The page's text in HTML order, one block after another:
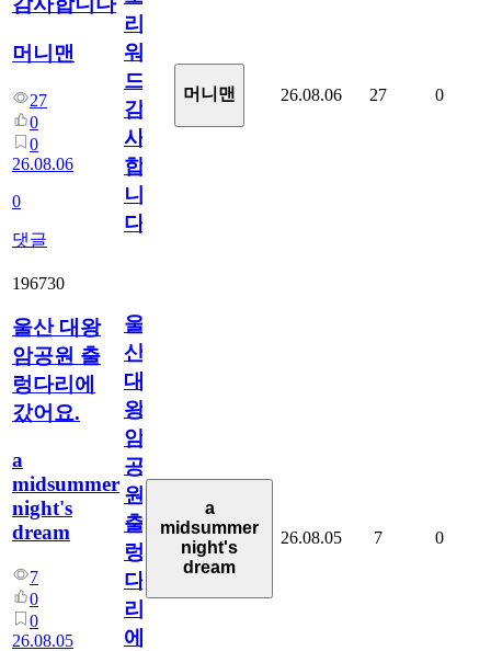
머니맨
27
0
0
26.08.06
0
댓글
리
워
드
감
사
합
니
다
머니맨 26.08.06 27 0
196730
울산 대왕
암공원 출
렁다리에
갔어요.
a
midsummer
night's
dream
7
0
0
26.08.05
울
산
대
왕
암
공
원
출
렁
다
리
에
a
midsummer
night's
dream
26.08.05 7 0